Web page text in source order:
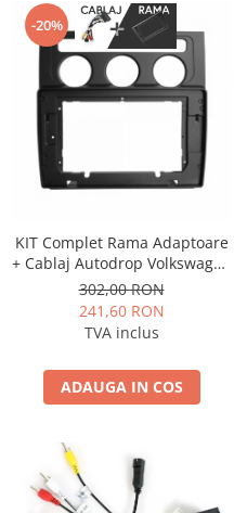
-20%
KIT Complet Rama Adaptoare
+ Cablaj Autodrop Volkswagen
Touran (2004-2008) pentru
Navigatie Multimedia Android
10.1 inch
302,00 RON
241,60 RON
TVA inclus
ADAUGA IN COS